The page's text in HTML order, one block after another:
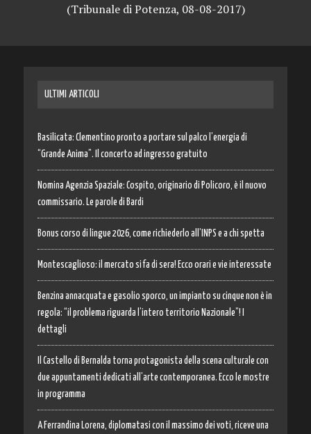
(Tribunale di Potenza, 08-08-2017)
ULTIMI ARTICOLI
Basilicata: Clementino pronto a portare sul palco l’energia di
“Grande Anima”. Il concerto ad ingresso gratuito
Nomina Agenzia Spaziale: Cospito, originario di Policoro, è il nuovo
commissario. Le parole di Bardi
Bonus corso di lingue 2026, come richiederlo all’INPS e a chi spetta
Montescaglioso: il mercato si fa di sera! Ecco orari e vie interessate
Benzina annacquata e gasolio sporco, un impianto su cinque non è in
regola: “il problema riguarda l’intero territorio Nazionale”! I
dettagli
Il Castello di Bernalda torna protagonista della scena culturale con
due appuntamenti dedicati all’arte contemporanea. Ecco le mostre
in programma
A Ferrandina Lorena, diplomatasi con il massimo dei voti, riceve una